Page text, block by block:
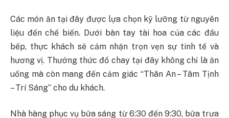
Các món ăn tại đây được lựa chọn kỹ lưỡng từ nguyên
liệu đến chế biến. Dưới bàn tay tài hoa của các đầu
bếp, thực khách sẽ cảm nhận trọn vẹn sự tinh tế và
hương vị. Thưởng thức đồ chay tại đây không chỉ là ăn
uống mà còn mang đến cảm giác “Thân An – Tâm Tịnh
– Trí Sáng” cho du khách.
Nhà hàng phục vụ bữa sáng từ 6:30 đến 9:30, bữa trưa